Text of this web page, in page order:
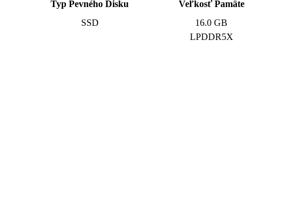
Typ Pevného Disku
SSD
Veľkosť Pamäte
16.0 GB
LPDDR5X